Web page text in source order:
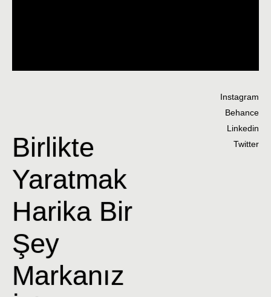
Birlikte
Yaratmak
Harika Bir
Şey
Markanız
Instagram
Behance
Linkedin
Twitter